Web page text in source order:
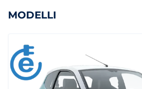
MODELLI